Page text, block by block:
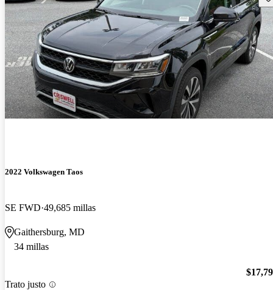
2022 Volkswagen Taos
SE FWD 49,685 millas
Gaithersburg, MD
34 millas
Trato justo